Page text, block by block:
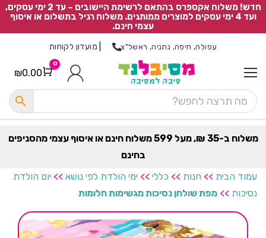
חדש! משלוח אקספרס בהתאם לרשימת היישובים – עד 2 ימי עסקים,
ועד 4 ימי עסקים למוצרים ממותגים. משלוח רגיל בתשלום או איסוף
עצמי חינם.
עפולה, חיפה, נתניה, ראשל"צ מועדון לקוחות
Cart
0
₪0.00
משלוח ב-35 ₪, מעל 599 משלוח חינם או איסוף עצמי מהסניפים
בחינם
עמוד הבית >> חנות >> כללי >> ימי הולדת לפי נושא >> יום הולדת
נסיכות >> מפת שולחן נסיכות מגשימות חלומות